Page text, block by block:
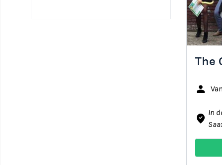
The
person
where_to_vote In